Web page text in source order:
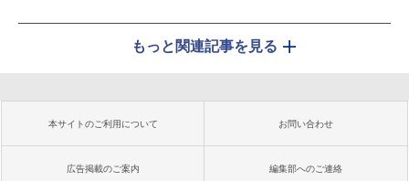
もっと関連記事を見る
本サイトのご利用について お問い合わせ
広告掲載のご案内 編集部へのご連絡